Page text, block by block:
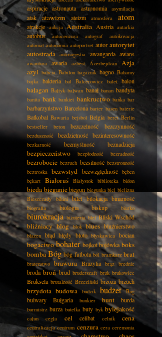
aspiracje astronauta astronomia asymilacja
atak atawizm ateizm atmosfera atom
atrakcje aukcja Australia Austria autarkia
autobus autocenzura autograf
autokreacja
automat autonomia autoportret autor autorytet
autostrada autosugestia awangarda awans
awantura awaria azbest Azerbejdżan
Azja
azyl babcia Babilon bagażnik bagno Bahamy
bajka bakteria bal Balcerowicz balet balon
bałagan Bałtyk bałwan banał banan bandyta
banita bank bankiet bankructwo bańka bar
barbarzyństwo Barcelona barter basen baterie
Batkobal Bawaria bejsbol Belgia beret Berlin
bestseller
beton bezczelność bezczynność
bezduszność bezdzietność bezinteresowność
bezkarność bezmyślność beznadzieja
bezpieczeństwo bezpłodność bezradność
bezrobocie bezruch bezsilność bezstronność
beztroska bezwstyd bezwzględność bęben
bękart
Białoruś Białystok biblioteka bidon
bieda bieganie biegun biegunka biel bielizna
Bieszczady
bikini bilet bilokacja binarność
biografia biologia biskup biurko
biurokracja biżuteria blef Bliski Wschód
bliźniacy blog blok blues bluźnierstwo
błazen błąd błędy błoto błyskawica bocian
bogactwo bohater bojkot bojówka boks
bomba Bóg bóg futbolu ból bramkarz brat
braterstwo brawura Brazylia brąz brednie
broda broń brud bruderszaft bruk brukowiec
Bruksela brutalność Brzeziński brzoza brzuch
brzydota budowa budzik budżet Bug
bulwary Bułgaria bunkier bunt burda
burmistrz burza butelka buty byk bylejakość
całun cegła cel celibat celnik cena
centralizacja centrum cenzura cera ceremonia